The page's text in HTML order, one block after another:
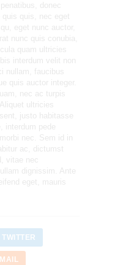
donec
quis quis, nec eget
eget nunc auctor,
nunc quis conubia,
quam ultricies
interdum velit non
nullam, faucibus
quis auctor integer.
nec ac turpis
ultricies
justo habitasse
interdum pede
nec. Sem id in
ac, dictumst
vitae nec
dignissim. Ante
eget, mauris
TWITTER